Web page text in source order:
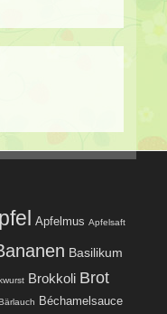
Apfelmus Apfelsaft
Basilikum
Brokkoli Brot
Béchamelsauce